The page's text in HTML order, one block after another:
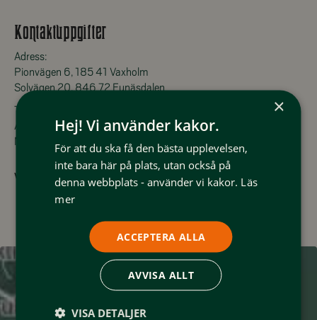
Kontaktuppgifter
Adress:
Pionvägen 6, 185 41 Vaxholm
Solvägen 20, 846 72 Funäsdalen
Telefon:
Åsa Blanc 070-571 87 00
Michel Blanc 070-375 17 27
www.toplineconsulting.se
×
Hej! Vi använder kakor.
För att du ska få den bästa upplevelsen,
inte bara här på plats, utan också på
denna webbplats - använder vi kakor. Läs
mer
ACCEPTERA ALLA
AVVISA ALLT
VISA DETALJER